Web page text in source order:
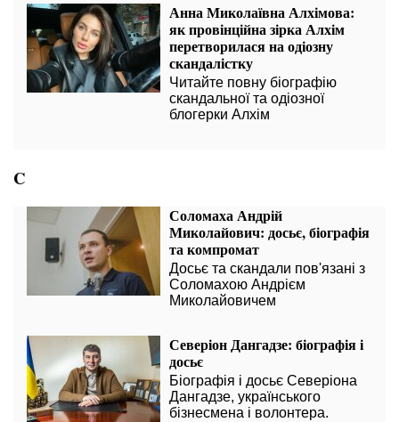
Анна Миколаївна Алхімова:
як провінційна зірка Алхім
перетворилася на одіозну
скандалістку
Читайте повну біографію
скандальної та одіозної
блогерки Алхім
C
Соломаха Андрій
Миколайович: досьє, біографія
та компромат
Досьє та скандали пов'язані з
Соломахою Андрієм
Миколайовичем
Северіон Дангадзе: біографія і
досьє
Біографія і досьє Северіона
Дангадзе, українського
бізнесмена і волонтера.